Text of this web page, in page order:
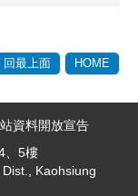
回最上面 HOME
資料開放宣告
、5樓
Kaohsiung